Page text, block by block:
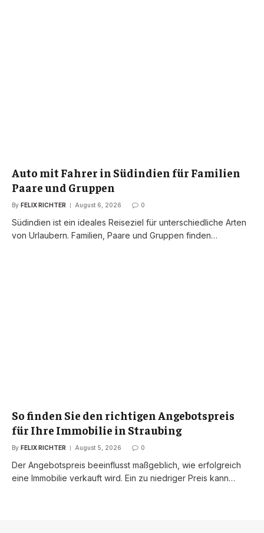
Auto mit Fahrer in Südindien für Familien
Paare und Gruppen
By FELIX RICHTER August 6, 2026 0
Südindien ist ein ideales Reiseziel für unterschiedliche Arten
von Urlaubern. Familien, Paare und Gruppen finden…
So finden Sie den richtigen Angebotspreis
für Ihre Immobilie in Straubing
By FELIX RICHTER August 5, 2026 0
Der Angebotspreis beeinflusst maßgeblich, wie erfolgreich
eine Immobilie verkauft wird. Ein zu niedriger Preis kann…